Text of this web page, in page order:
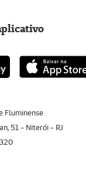
Fluminense
51 - Niterói - RJ